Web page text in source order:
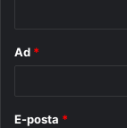
Ad *
E-posta *